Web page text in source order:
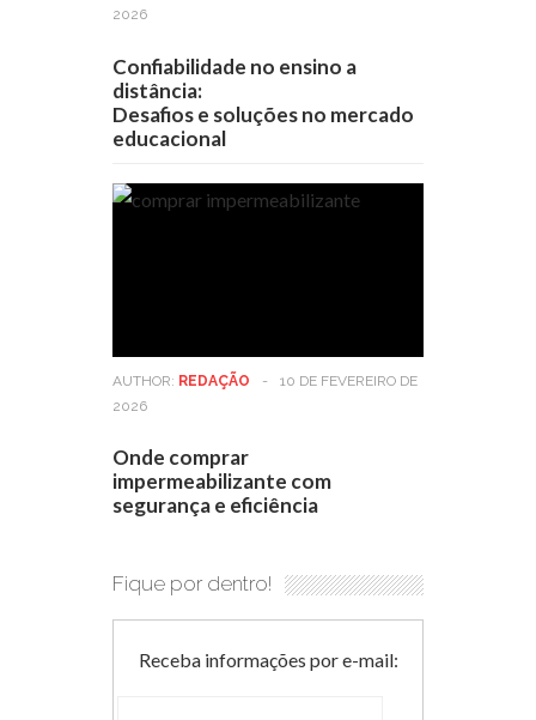
2026
Confiabilidade no ensino a
distância:
Desafios e soluções no mercado
educacional
AUTHOR: REDAÇÃO -
10 DE FEVEREIRO DE
2026
Onde comprar
impermeabilizante com
segurança e eficiência
Fique por dentro!
Receba informações por e-mail: